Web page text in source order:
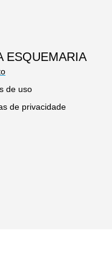
ESQUEMARIA
de uso
de privacidade